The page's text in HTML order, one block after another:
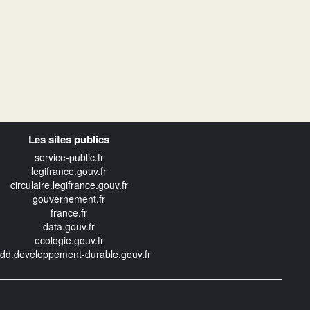
Les sites publics
service-public.fr
legifrance.gouv.fr
circulaire.legifrance.gouv.fr
gouvernement.fr
france.fr
data.gouv.fr
ecologie.gouv.fr
durable.gouv.fr